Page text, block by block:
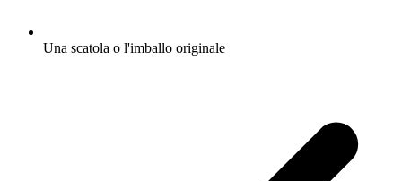
Una scatola o l'imballo originale